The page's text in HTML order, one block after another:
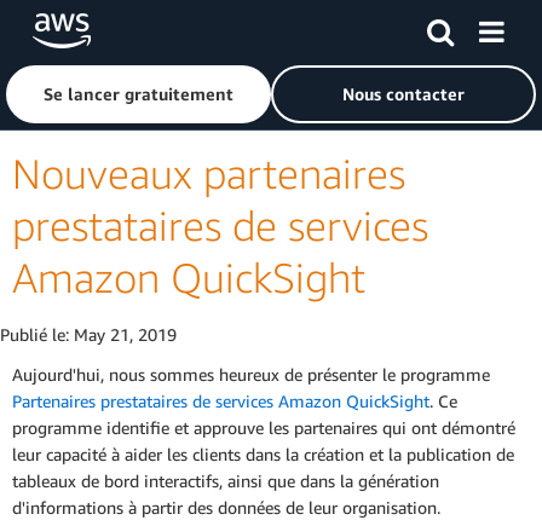
Passer au contenu principal
Cliquer ici pour revenir à la page d'accueil d'Amazon Web
Se lancer gratuitement Nous contacter
Nouveaux partenaires
prestataires de services
Amazon QuickSight
Publié le: May 21, 2019
Aujourd'hui, nous sommes heureux de présenter le programme
Partenaires prestataires de services Amazon QuickSight. Ce
programme identifie et approuve les partenaires qui ont démontré
leur capacité à aider les clients dans la création et la publication de
tableaux de bord interactifs, ainsi que dans la génération
d'informations à partir des données de leur organisation.